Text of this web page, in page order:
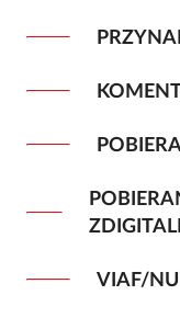
VIAF/